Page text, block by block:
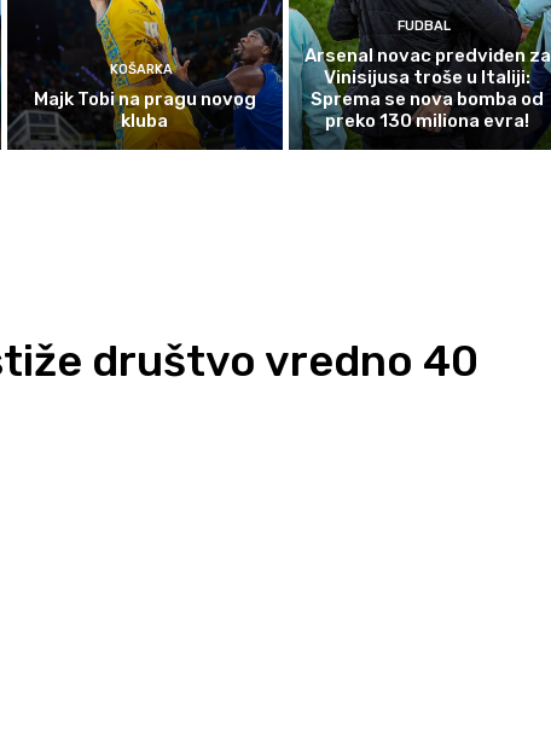
KOŠARKA
Majk Tobi na pragu novog
kluba
FUDBAL
Arsenal novac predviđen za
Vinisijusa troše u Italiji:
Sprema se nova bomba od
preko 130 miliona evra!